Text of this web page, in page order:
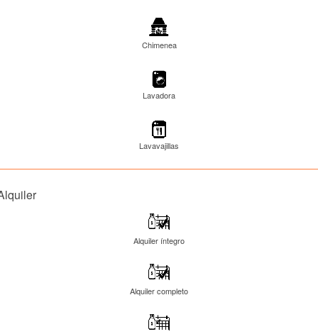
Chimenea
Lavadora
Lavavajillas
Alquiler íntegro
Alquiler completo